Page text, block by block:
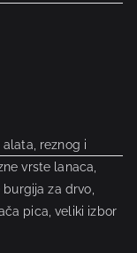
reznog i
vrste lanaca,
za drvo,
pica, veliki izbor